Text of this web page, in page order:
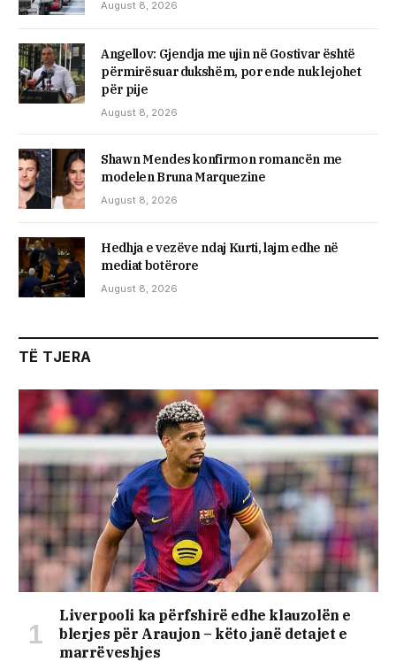
August 8, 2026
Angellov: Gjendja me ujin në Gostivar është
përmirësuar dukshëm, por ende nuk lejohet
për pije
August 8, 2026
Shawn Mendes konfirmon romancën me
modelen Bruna Marquezine
August 8, 2026
Hedhja e vezëve ndaj Kurti, lajm edhe në
mediat botërore
August 8, 2026
TË TJERA
Liverpooli ka përfshirë edhe klauzolën e
blerjes për Araujon – këto janë detajet e
marrëveshjes